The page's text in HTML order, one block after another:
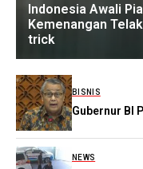
Indonesia Awali
Kemenangan
trick
BISNIS
Gubernur BI
NEWS